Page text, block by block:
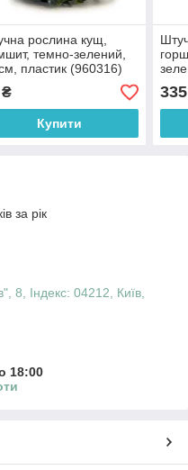
рослина кущ,
темно-зелений,
пластик (960316)
Купити
335
за рік
8, Індекс: 04212, Київ,
18:00